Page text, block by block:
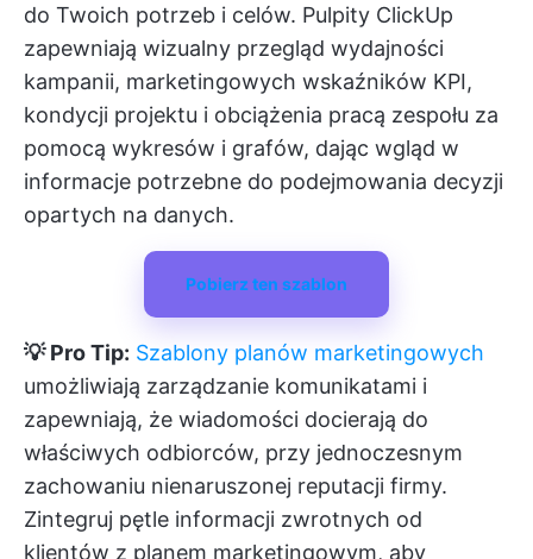
do Twoich potrzeb i celów. Pulpity ClickUp
zapewniają wizualny przegląd wydajności
kampanii, marketingowych wskaźników KPI,
kondycji projektu i obciążenia pracą zespołu za
pomocą wykresów i grafów, dając wgląd w
informacje potrzebne do podejmowania decyzji
opartych na danych.
Pobierz ten szablon
💡 Pro Tip: Szablony planów marketingowych
umożliwiają zarządzanie komunikatami i
zapewniają, że wiadomości docierają do
właściwych odbiorców, przy jednoczesnym
zachowaniu nienaruszonej reputacji firmy.
Zintegruj pętle informacji zwrotnych od
klientów z planem marketingowym, aby